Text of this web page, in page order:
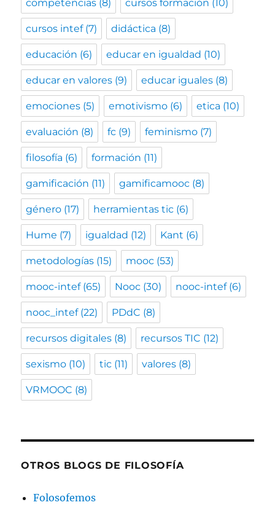
competencias (8) cursos formación (10)
cursos intef(7) didáctica (8)
educación (6) educar en igualdad (10)
educar en valores (9) educar iguales (8)
emociones (5) emotivismo (6) etica (10)
evaluación (8) fc (9) feminismo (7)
filosofía (6) formación (11)
gamificación (11) gamificamooc (8)
género (17) herramientas tic (6)
Hume (7) igualdad (12) Kant (6)
metodologías (15) mooc (53)
mooc-intef(65) Nooc (30) nooc-intef(6)
nooc_intef(22) PDdC (8)
recursos digitales (8) recursos TIC (12)
sexismo (10) tic (11) valores (8)
VRMOOC (8)
OTROS BLOGS DE FILOSOFÍA
Folosofemos